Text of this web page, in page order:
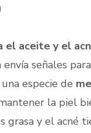
el aceite y el
señales
especie de
la piel
grasa y el acné